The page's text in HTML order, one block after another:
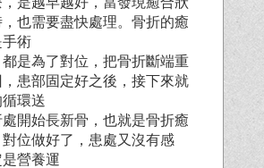
也需要盡快處理。骨折的癒
術
是為了對位，把骨折斷端重
患部固定好之後，接下來就
環送
開始長新骨，也就是骨折癒
位做好了，患處又沒有感
營養運